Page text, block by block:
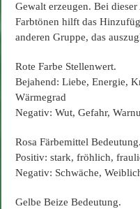
Gewalt erzeugen. Bei
Farbtönen hilft das
anderen Gruppe, das
Rote Farbe Stellenwert.
Bejahend: Liebe, Energie,
Wärmegrad
Negativ: Wut, Gefahr,
Rosa Färbemittel Bedeutung.
Positiv: stark, fröhlich,
Negativ: Schwäche,
Gelbe Beize Bedeutung.